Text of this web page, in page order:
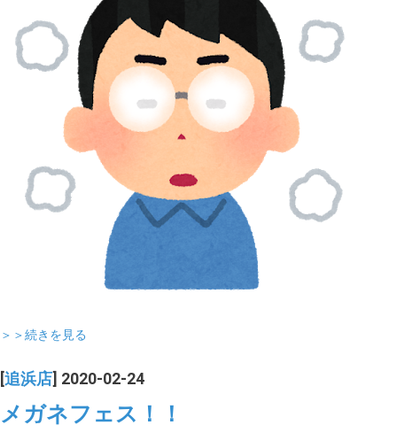
＞＞続きを見る
追浜店 ] 2020-02-24
メガネフェス！！